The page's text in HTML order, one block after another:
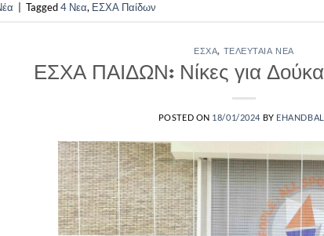
Tagged4 Νεα, ΕΣΧΑ Παίδων
ΕΣΧΑ, ΤΕΛΕΥΤΑΊΑ ΝΈΑ
ΕΣΧΑ ΠΑΙΔΩΝ: Νίκες για Δούκα
POSTED ON 18/01/2024 BY